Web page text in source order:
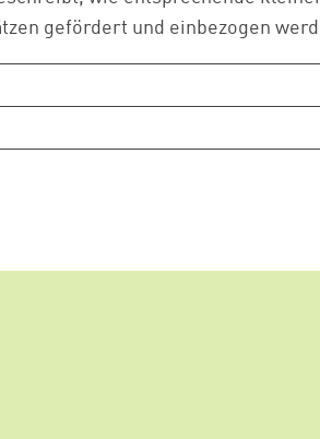
gefördert und einbezogen